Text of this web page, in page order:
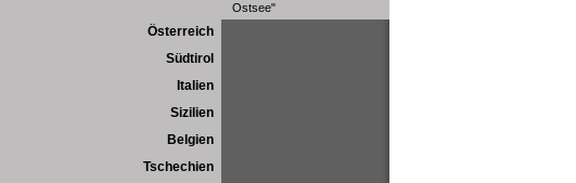
Ostsee"
Österreich
Südtirol
Italien
Sizilien
Belgien
Tschechien